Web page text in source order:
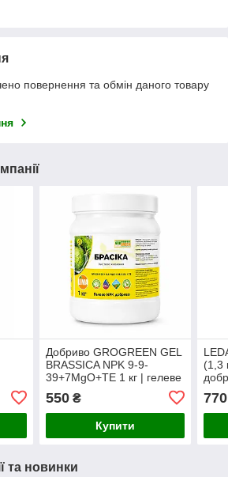
повернення та обмін даного товару
Добриво GROGREEN GEL
BRASSICA NPK 9-9-
39+7MgO+TE 1 кг | гелеве
зернових, ріпаку та
хрестоцвітих культур
550₴
Купити
(1,3
770
та новинки